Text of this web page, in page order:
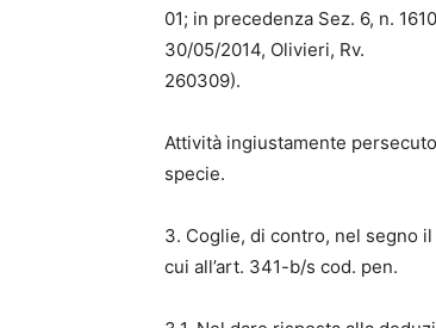
01; in precedenza Sez. 6, n.
30/05/2014, Olivieri, Rv.
260309).
Attività ingiustamente
specie.
3. Coglie, di contro, nel segno
cui all’art. 341-b/s cod. pen.